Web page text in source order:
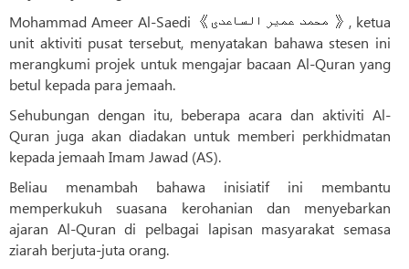
Mohammad Ameer Al-Saedi 《محمد عمیر الساعدی 》, ketua
unit aktiviti pusat tersebut, menyatakan bahawa stesen ini
merangkumi projek untuk mengajar bacaan Al-Quran yang
betul kepada para jemaah.
Sehubungan dengan itu, beberapa acara dan aktiviti Al-
Quran juga akan diadakan untuk memberi perkhidmatan
kepada jemaah Imam Jawad (AS).
Beliau menambah bahawa inisiatif ini membantu
memperkukuh suasana kerohanian dan menyebarkan
ajaran Al-Quran di pelbagai lapisan masyarakat semasa
ziarah berjuta-juta orang.